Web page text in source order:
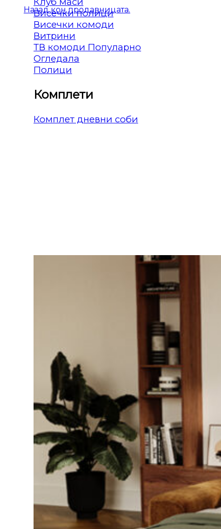
Назад кон продавницата.
Висечки полици
Висечки комоди
Витрини
ТВ комоди
Огледала
Полици
Комплети
Комплет дневни соби